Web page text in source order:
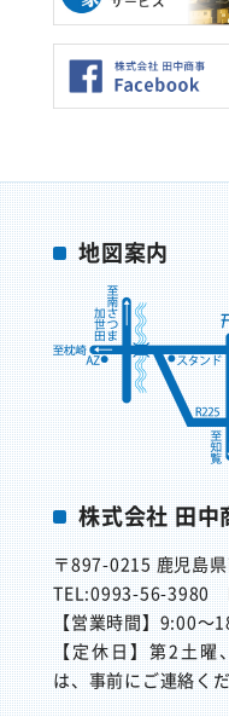
地図案内
株式会社 田中
〒897-0215鹿児島
TEL:0993-56-3980
【営業時間】9:00～
【定休日】第2土曜
は、事前にご連絡く